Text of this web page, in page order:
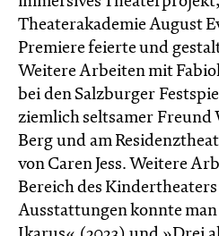
Theaterakademie August
Premiere feierte und
Weitere Arbeiten mit
bei den Salzburger
ziemlich seltsamer Freund
Berg und am
von Caren Jess. Weitere
Bereich des
Ausstattungen konnte